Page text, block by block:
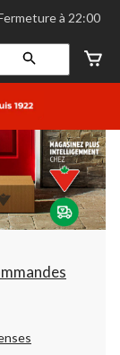
⋅ Fermeture à 22:00